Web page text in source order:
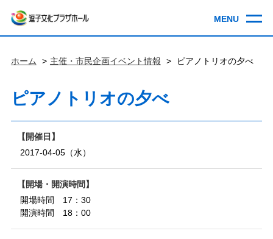
ホーム 主催・市民企画イベント情報 ピアノトリオの夕べ
ピアノトリオの夕べ
開催日
2017-04-05（水）
開場・開演時間
開場時間 17：30
開演時間 18：00